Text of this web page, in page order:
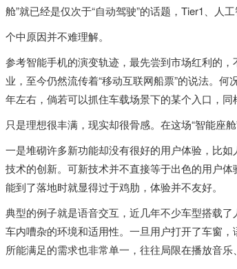
舱”就已经是仅次于“自动驾驶”的话题，Tier1、人
个中原因并不难理解。
参考智能手机的演变轨迹，最先尝到市场红利的
业，至今仍然流传着“移动互联网船票”的说法。
年左右，倘若可以抓住车载场景下的某个入口，同
只是理想很丰满，现实却很骨感。在这场“智能座
一是堆砌许多新功能却没有很好的用户体验，比
技术的创新。可新技术并不直接等于出色的用户
能到了落地时就显得过于鸡肋，体验并不友好。
典型的例子就是语音交互，近几年不少车型搭载
车内嘈杂的环境和适用性。一旦用户打开了车窗
所能满足的需求也非常单一，往往局限在播放音